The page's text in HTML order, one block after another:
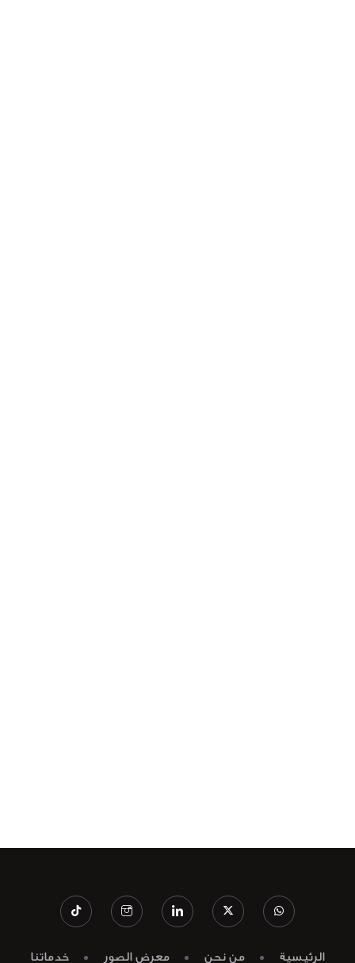
الرئيسية من نحن معرض الصور خدماتنا